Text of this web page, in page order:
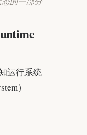
运行系统
）